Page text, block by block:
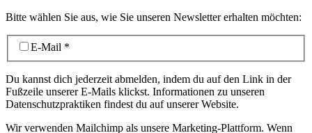
Bitte wählen Sie aus, wie Sie unseren Newsletter erhalten möchten:
E-Mail *
Du kannst dich jederzeit abmelden, indem du auf den Link in der
Fußzeile unserer E-Mails klickst. Informationen zu unseren
Datenschutzpraktiken findest du auf unserer Website.
Wir verwenden Mailchimp als unsere Marketing-Plattform. Wenn